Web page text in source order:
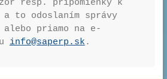
resp. pripomienky k
a to odoslaním správy
priamo na e-
info@saperp.sk .